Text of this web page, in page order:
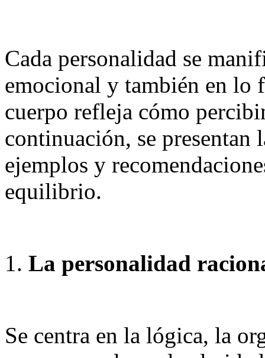
Cada personalidad se
emocional y también en lo
cuerpo refleja cómo
continuación, se presentan
ejemplos y
equilibrio.
La personalidad
Se centra en la lógica, la